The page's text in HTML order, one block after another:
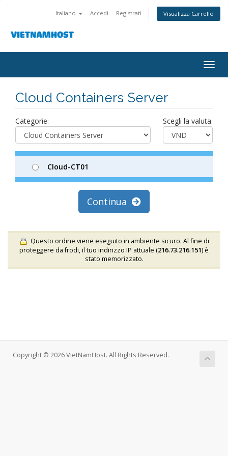
Italiano Accedi Registrati Visualizza Carrello
Cloud Containers Server
Categorie: Scegli la valuta:
Cloud-CT01
Continua
Questo ordine viene eseguito in ambiente sicuro. Al fine di
proteggere da frodi, il tuo indirizzo IP attuale (216.73.216.151) è
stato memorizzato.
Copyright © 2026 VietNamHost. All Rights Reserved.